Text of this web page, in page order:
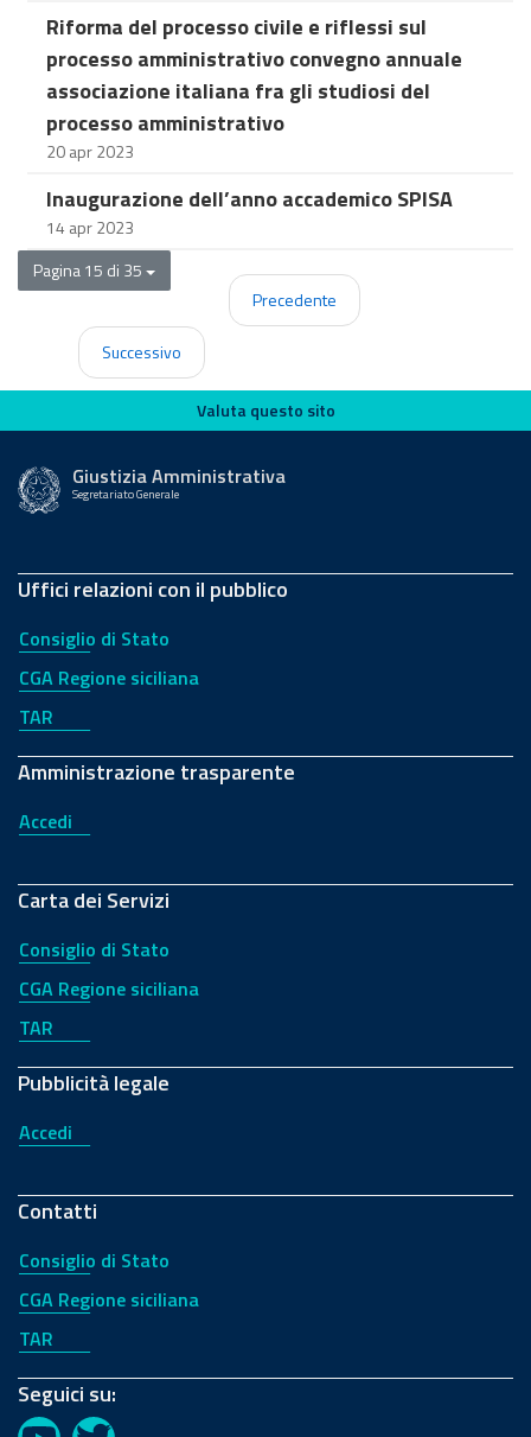
Riforma del processo civile e riflessi sul
processo amministrativo convegno annuale
associazione italiana fra gli studiosi del
processo amministrativo
20 apr 2023
Inaugurazione dell’anno accademico SPISA
14 apr 2023
Pagina 15 di 35
Precedente
Successivo
Valuta questo sito
Valuta questo sito
Giustizia Amministrativa
Segretariato Generale
Uffici relazioni con il pubblico
Consiglio di Stato
CGA Regione siciliana
TAR
Amministrazione trasparente
Accedi
Carta dei Servizi
Consiglio di Stato
CGA Regione siciliana
TAR
Pubblicità legale
Accedi
Contatti
Consiglio di Stato
CGA Regione siciliana
TAR
Seguici su: